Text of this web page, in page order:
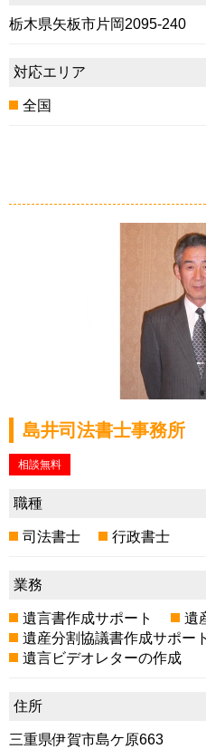
栃木県矢板市片岡2095-240
対応エリア
全国
島井司法書士事務所
相談無料
職種
司法書士 行政書士
業務
遺言書作成サポート
遺
遺産分割協議書作成サポート
遺言ビデオレターの作成
住所
三重県伊賀市島ケ原663